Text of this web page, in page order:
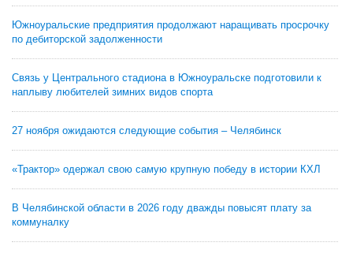
Южноуральские предприятия продолжают наращивать просрочку
по дебиторской задолженности
Связь у Центрального стадиона в Южноуральске подготовили к
наплыву любителей зимних видов спорта
27 ноября ожидаются следующие события – Челябинск
«Трактор» одержал свою самую крупную победу в истории КХЛ
В Челябинской области в 2026 году дважды повысят плату за
коммуналку